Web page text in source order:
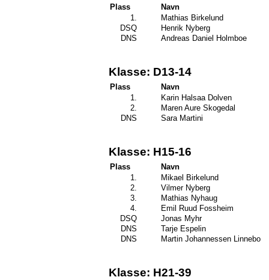
Plass
Navn
1.
Mathias Birkelund
DSQ
Henrik Nyberg
DNS
Andreas Daniel Holmboe
Klasse: D13-14
Plass
Navn
1.
Karin Halsaa Dolven
2.
Maren Aure Skogedal
DNS
Sara Martini
Klasse: H15-16
Plass
Navn
1.
Mikael Birkelund
2.
Vilmer Nyberg
3.
Mathias Nyhaug
4.
Emil Ruud Fossheim
DSQ
Jonas Myhr
DNS
Tarje Espelin
DNS
Martin Johannessen Linnebo
Klasse: H21-39